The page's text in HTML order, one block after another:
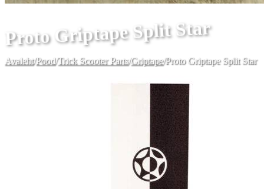
Proto Griptape Split Star
Avaleht/Pood/Trick Scooter Parts/Griptape/Proto Griptape Split Star